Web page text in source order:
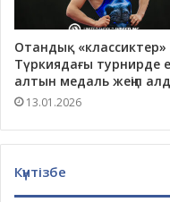
Отандық «классиктер»
Түркиядағы турнирде
алтын медаль жеңіп
13.01.2026
Күнтізбе